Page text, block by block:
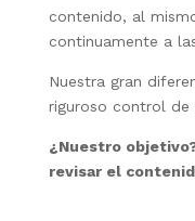
contenido, al
continuamente a
Nuestra gran
riguroso control
¿Nuestro
revisar el